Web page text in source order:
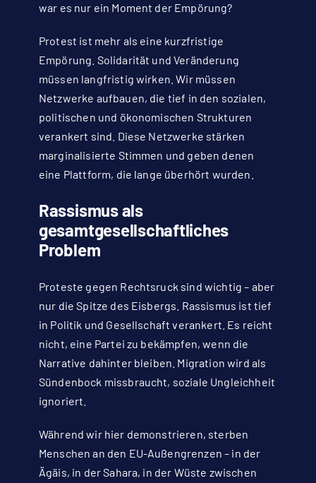
war es nur ein Moment der Empörung?
Protest ist mehr als eine kurzfristige
Empörung. Solidarität und Veränderung
müssen langfristig wirken. Wir müssen
Netzwerke aufbauen, die tief in den sozialen,
politischen und ökonomischen Strukturen
verankert sind. Diese Netzwerke stärken
marginalisierte Stimmen und geben denen
eine Plattform, die lange überhört wurden.
Rassismus als
gesamtgesellschaftliches
Problem
Proteste gegen Rechtsruck sind wichtig – aber
nur die Spitze des Eisbergs. Rassismus ist tief
in Politik und Gesellschaft verankert. Es reicht
nicht, eine Partei zu bekämpfen, wenn die
Narrative dahinter bleiben. Migration wird als
Sündenbock missbraucht, soziale Ungleichheit
ignoriert.
Während wir hier demonstrieren, sterben
Menschen an den EU-Außengrenzen – in der
Ägäis, in der Sahara, in der Wüste zwischen